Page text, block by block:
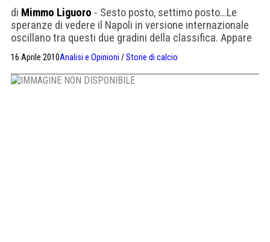
di Mimmo Liguoro - Sesto posto, settimo posto…Le
speranze di vedere il Napoli in versione internazionale
oscillano tra questi due gradini della classifica. Appare
lontana la Champions , più realistico poter afferrare un
posto per l’Europa League, nota un tempo come Coppa
Uefa. Sesto, settimo posto …e vengono in mente
campionati lontani, vissuti da ragazzini in curva allo
16 Aprile 2010Analisi e Opinioni /Storie di calcio